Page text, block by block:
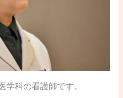
学科の看護師です。